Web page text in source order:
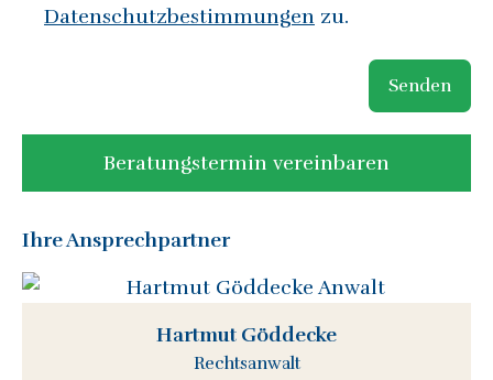
Datenschutzbestimmungen zu.
Senden
Beratungstermin vereinbaren
Ihre Ansprechpartner
Hartmut Göddecke
Rechtsanwalt